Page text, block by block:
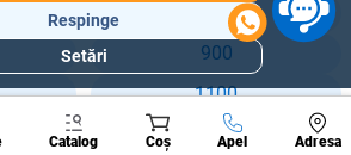
700
900
1100
1300
Catalog Coș Apel Adresa
A suna
populare
de
Respinge
Setări